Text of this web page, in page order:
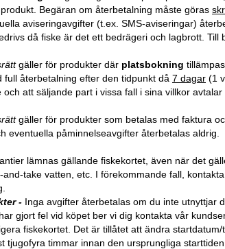
Begäran om återbetalning måste göras
aviseringavgifter (t.ex. SMS-aviseringar)
då fiske är det ett bedrägeri och lagbrott. Till
gäller för produkter där platsbokning
full återbetalning efter den tidpunkt då 7 dagar (1
att säljande part i vissa fall i sina villkor avtalar
gäller för produkter som betalas med faktura
eventuella påminnelseavgifter återbetalas aldrig.
lämnas gällande fiskekortet, även när det
take vatten, etc. I förekommande fall,
- Inga avgifter återbetalas om du inte utnyttjar
gjort fel vid köpet ber vi dig kontakta vår
fiskekortet. Det är tillåtet att ändra
tjugofyra timmar innan den ursprungliga